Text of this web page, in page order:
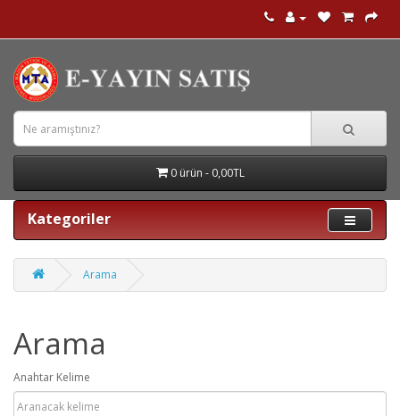
0 ürün - 0,00TL
Kategoriler
Arama
Arama
Anahtar Kelime